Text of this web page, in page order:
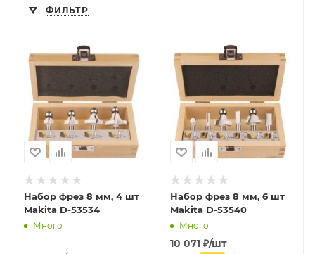
ФИЛЬТР
Набор фрез 8 мм, 4 шт
Makita D-53534
Много
Набор фрез 8 мм, 6 шт
Makita D-53540
Много
10 071 ₽/шт